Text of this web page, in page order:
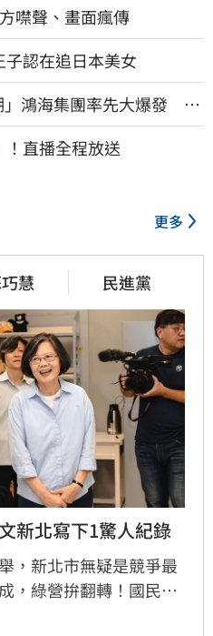
噤聲、畫面瘋傳
認在追日本美女
」鴻海集團率先大爆發 台
直播全程放送
更多
慧 民進黨
新北寫下1驚人紀錄
，新北市無疑是競爭最
，綠營拚翻轉！國民黨
選人蘇巧慧民調更是呈